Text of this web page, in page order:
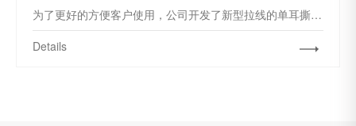
为了更好的方便客户使用，公司开发了新型拉线的单耳撕拉外盖，环形拉线相对于之前的平行直线，具有更省力，不容易拉断的优势和特...
Details